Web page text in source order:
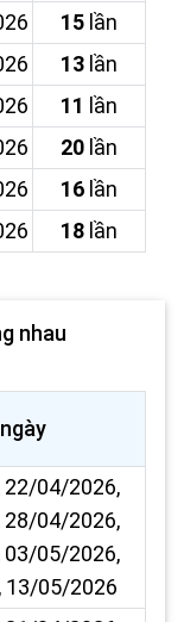
15 lần
13 lần
11 lần
20 lần
16 lần
18 lần
nhau
04/2026,
04/2026,
05/2026,
13/05/2026